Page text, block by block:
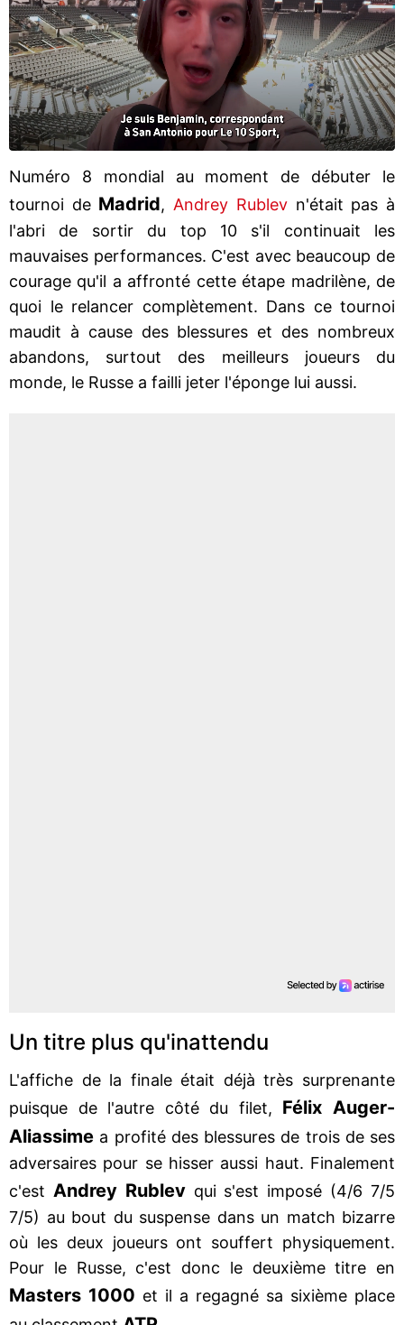
Numéro 8 mondial au moment de débuter le
tournoi de Madrid, Andrey Rublevn'était pas à
l'abri de sortir du top 10 s'il continuait les
mauvaises performances. C'est avec beaucoup de
courage qu'il a affronté cette étape madrilène, de
quoi le relancer complètement. Dans ce tournoi
maudit à cause des blessures et des nombreux
abandons, surtout des meilleurs joueurs du
monde, le Russe a failli jeter l'éponge lui aussi.
Un titre plus qu'inattendu
L'affiche de la finale était déjà très surprenante
puisque de l'autre côté du filet,
Félix Auger-
Aliassime a profité des blessures de trois de ses
adversaires pour se hisser aussi haut. Finalement
c'est Andrey Rublevqui s'est imposé (4/6 7/5
7/5) au bout du suspense dans un match bizarre
où les deux joueurs ont souffert physiquement.
Pour le Russe, c'est donc le deuxième titre en
Masters 1000 et il a regagné sa sixième place